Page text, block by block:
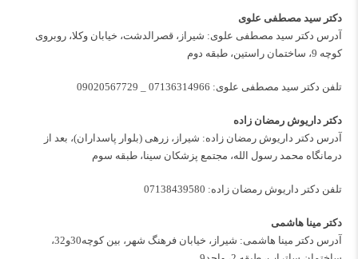
دکتر سید مصطفی علوی
آدرس دکتر سید مصطفی علوی: شیراز، قصرالدشت، خیابان وکلا، روبروی
کوچه 9، ساختمان راستین، طبقه دوم
تلفن دکتر سید مصطفی علوی: 07136314966
09020567729
دکتر داریوش رمضان زاده
آدرس دکتر داریوش رمضان زاده: شیراز، زرهی (بلوار پاسداران)، بعد از
درمانگاه محمد رسول الله، مجتمع پزشکان سینا، طبقه سوم
تلفن دکتر داریوش رمضان زاده: 07138439580
دکتر مینا هاشمی
آدرس دکتر مینا هاشمی: شیراز، خیابان فرهنگ شهر، بین کوچه30و32،